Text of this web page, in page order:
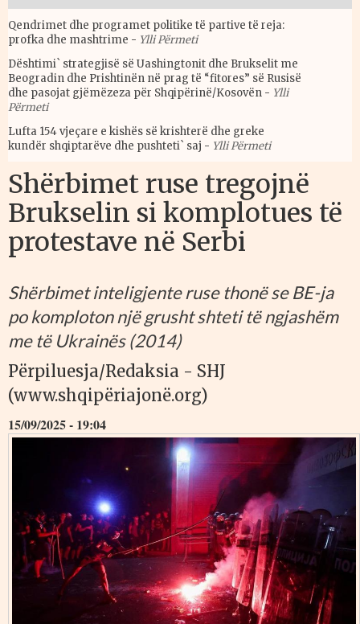
Qendrimet dhe programet politike të partive të reja:
profka dhe mashtrime - Ylli Përmeti
Dështimi` strategjisë së Uashingtonit dhe Brukselit me
Beogradin dhe Prishtinën në prag të “fitores” së Rusisë
dhe pasojat gjëmëzeza për Shqipërinë/Kosovën - Ylli
Përmeti
Lufta 154 vjeçare e kishës së krishterë dhe greke
kundër shqiptarëve dhe pushteti` saj - Ylli Përmeti
Shërbimet ruse tregojnë
Brukselin si komplotues të
protestave në Serbi
Shërbimet inteligjente ruse thonë se BE-ja
po komploton një grusht shteti të ngjashëm
me të Ukrainës (2014)
Përpiluesja/Redaksia - SHJ
(www.shqipëriajonë.org)
15/09/2025 - 19:04